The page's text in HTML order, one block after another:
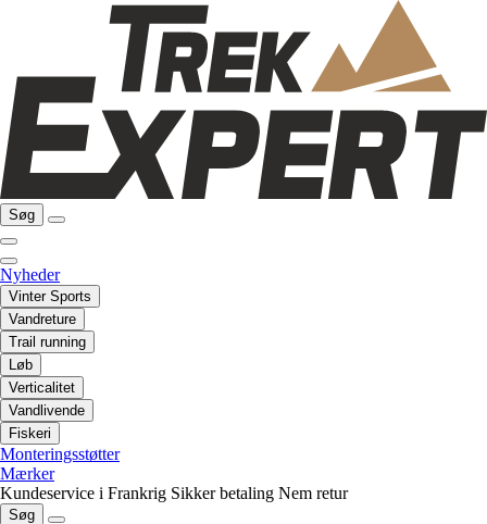
Søg
Nyheder
Vinter Sports
Vandreture
Trail running
Løb
Verticalitet
Vandlivende
Fiskeri
Monteringsstøtter
Mærker
Kundeservice i Frankrig Sikker betaling Nem retur
Søg